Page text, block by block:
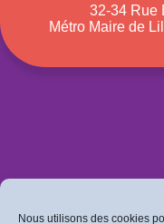
Nous utilisons des cookies
32-34 Rue
Métro Maire de